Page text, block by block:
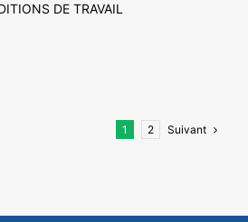
DE TRAVAIL
1 2 Suivant